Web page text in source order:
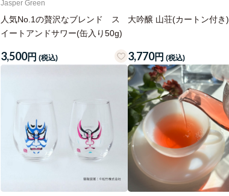
Jasper Green
人気No.1の贅沢なブレンド ス
イートアンドサワー(缶入り50g)
3,500円 (税込)
大吟醸 山荘(カートン付き)
3,770円 (税込)